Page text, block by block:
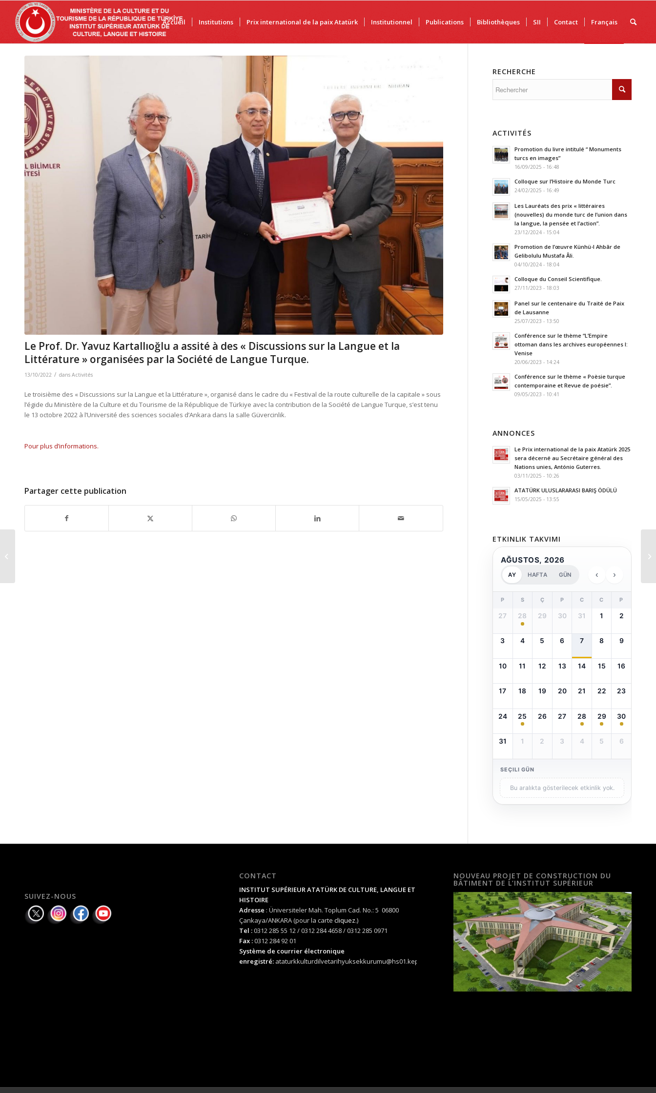
Accueil Institutions Prix international de la paix Atatürk Institutionnel Publications Bibliothèques SII Contact Français
Le Prof. Dr. Yavuz Kartallıoğlu a assité à des « Discussions sur la Langue et la
Littérature » organisées par la Société de Langue Turque.
13/10/2022 / dans Activités
Le troisième des « Discussions sur la Langue et la Littérature », organisé dans le cadre du « Festival de la route culturelle de la capitale » sous
l’égide du Ministère de la Culture et du Tourisme de la République de Türkiye avec la contribution de la Société de Langue Turque, s’est tenu
le 13 octobre 2022 à l’Université des sciences sociales d’Ankara dans la salle Güvercinlik.
Pour plus d’informations.
Partager cette publication
RECHERCHE
ACTIVITÉS
Promotion du livre intitulé “ Monuments
turcs en images”
16/09/2025 - 16:48
Colloque sur l’Histoire du Monde Turc
24/02/2025 - 16:49
Les Lauréats des prix « littéraires
(nouvelles) du monde turc de l’union dans
la langue, la pensée et l’action”.
23/12/2024 - 15:04
Promotion de l’œuvre Künhü-l Ahbâr de
Gelibolulu Mustafa Âli.
04/10/2024 - 18:04
Colloque du Conseil Scientifique.
27/11/2023 - 18:03
Panel sur le centenaire du Traité de Paix
de Lausanne
25/07/2023 - 13:50
Conférence sur le thème “L’Empire
ottoman dans les archives européennes I:
Venise
20/06/2023 - 14:24
Conférence sur le thème « Poèsie turque
contemporaine et Revue de poésie”.
09/05/2023 - 10:41
ANNONCES
Le Prix international de la paix Atatürk 2025
sera décerné au Secrétaire général des
Nations unies, António Guterres.
03/11/2025 - 10:26
ATATÜRK ULUSLARARASI BARIŞ ÖDÜLÜ
15/05/2025 - 13:55
ETKINLIK TAKVIMI
AĞUSTOS, 2026
AY HAFTA GÜN ‹ ›
P S Ç P C C P
27 28 29 30 31 1 2
3 4 5 6 7 8 9
10 11 12 13 14 15 16
17 18 19 20 21 22 23
24 25 26 27 28 29 30
31 1 2 3 4 5 6
SEÇILI GÜN
Bu aralıkta gösterilecek etkinlik yok.
SUIVEZ-NOUS
CONTACT
INSTITUT SUPÉRIEUR ATATÜRK DE CULTURE, LANGUE ET
HISTOIRE
Adresse : Üniversiteler Mah. Toplum Cad. No.: 5 06800
Çankaya/ANKARA (pour la carte cliquez.)
Tel :0312 285 55 12 / 0312 284 4658 / 0312 285 0971
Fax :0312 284 92 01
Système de courrier électronique
enregistré: ataturkkulturdilvetarihyuksekkurumu@hs01.kep.tr
NOUVEAU PROJET DE CONSTRUCTION DU
BÂTIMENT DE L’INSTITUT SUPÉRIEUR